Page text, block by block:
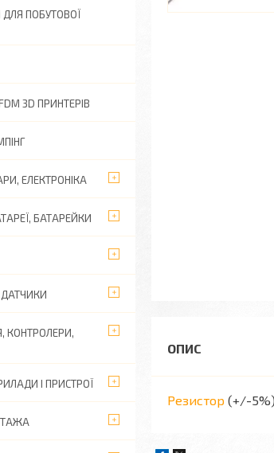
Резистор (+/-
ПОБУТОВОЇ
3D ПРИНТЕРІВ
ЕЛЕКТРОНІКА
БАТАРЕЙКИ
ДАТЧИКИ
КОНТРОЛЕРИ,
І ПРИСТРОЇ